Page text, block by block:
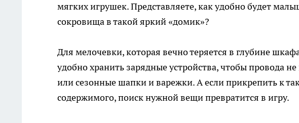
мягких игрушек. Представляете, как удобно будет
сокровища в такой яркий «домик»?
Для мелочевки, которая вечно теряется в глубине
удобно хранить зарядные устройства, чтобы провода
или сезонные шапки и варежки. А если прикрепить к
содержимого, поиск нужной вещи превратится в игру.